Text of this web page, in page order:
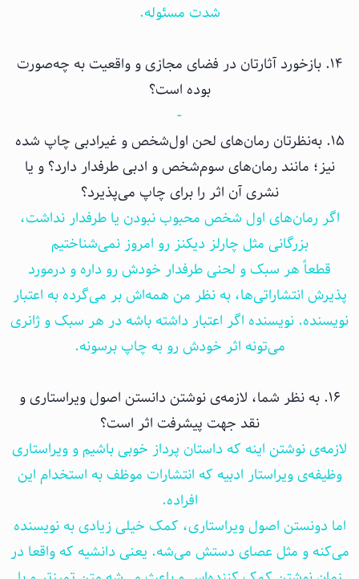
شدت مسئوله.
۱۴. بازخورد آثارتان در فضای مجازی و واقعیت به چه‌صورت
بوده است؟
-
۱۵. به‌نظرتان رمان‌های لحن اول‌شخص و غیرادبی چاپ شده
نیز؛ مانند رمان‌های سوم‌شخص و ادبی طرفدار دارد؟ و یا
نشری آن اثر را برای چاپ می‌پذیرد؟
اگر رمان‌های اول شخص محبوب نبودن یا طرفدار نداشت،
بزرگانی مثل چارلز دیکنز رو امروز نمی‌شناختیم
قطعاً هر سبک و لحنی طرفدار خودش رو داره و درمورد
پذیرش انتشاراتی‌ها، به نظر من همه‌اش بر می‌گرده به اعتبار
نویسنده. نویسنده اگر اعتبار داشته باشه در هر سبک و ژانری
می‌تونه اثر خودش رو به چاپ برسونه.
۱۶. به نظر شما، لازمه‌ی نوشتن دانستن اصول ویراستاری و
نقد جهت پیشرفت اثر است؟
لازمه‌ی نوشتن اینه که داستان پرداز خوبی باشیم و ویراستاری
وظیفه‌ی ویراستار ادبیه که انتشارات موظف به استخدام این
افراده.
اما دونستن اصول ویراستاری، کمک خیلی زیادی به نویسنده
می‌کنه و مثل عصای دستش می‌شه. یعنی دانشیه که واقعا در